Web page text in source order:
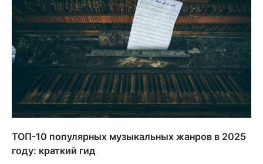
ТОП-10 популярных музыкальных жанров в 2025
году: краткий гид